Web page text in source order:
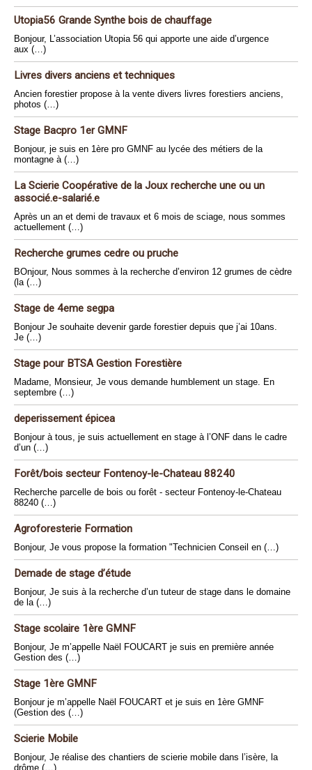
Utopia56 Grande Synthe bois de chauffage
Bonjour, L’association Utopia 56 qui apporte une aide d’urgence
aux (…)
Livres divers anciens et techniques
Ancien forestier propose à la vente divers livres forestiers anciens,
photos (…)
Stage Bacpro 1er GMNF
Bonjour, je suis en 1ère pro GMNF au lycée des métiers de la
montagne à (…)
La Scierie Coopérative de la Joux recherche une ou un
associé.e-salarié.e
Après un an et demi de travaux et 6 mois de sciage, nous sommes
actuellement (…)
Recherche grumes cedre ou pruche
BOnjour, Nous sommes à la recherche d’environ 12 grumes de cèdre
(la (…)
Stage de 4eme segpa
Bonjour Je souhaite devenir garde forestier depuis que j’ai 10ans.
Je (…)
Stage pour BTSA Gestion Forestière
Madame, Monsieur, Je vous demande humblement un stage. En
septembre (…)
deperissement épicea
Bonjour à tous, je suis actuellement en stage à l’ONF dans le cadre
d’un (…)
Forêt/bois secteur Fontenoy-le-Chateau 88240
Recherche parcelle de bois ou forêt - secteur Fontenoy-le-Chateau
88240 (…)
Agroforesterie Formation
Bonjour, Je vous propose la formation "Technicien Conseil en (…)
Demade de stage d’étude
Bonjour, Je suis à la recherche d’un tuteur de stage dans le domaine
de la (…)
Stage scolaire 1ère GMNF
Bonjour, Je m’appelle Naël FOUCART je suis en première année
Gestion des (…)
Stage 1ère GMNF
Bonjour je m’appelle Naël FOUCART et je suis en 1ère GMNF
(Gestion des (…)
Scierie Mobile
Bonjour, Je réalise des chantiers de scierie mobile dans l’isère, la
drôme (…)